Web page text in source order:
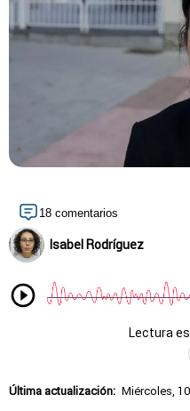
18 comentarios
Isabel Rodríguez
Lectura
Última actualización: Miércoles,